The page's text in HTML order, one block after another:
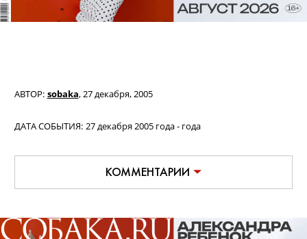
АВТОР: sobaka,27 декабря, 2005
ДАТА СОБЫТИЯ: 27 декабря 2005 года - года
КОММЕНТАРИИ